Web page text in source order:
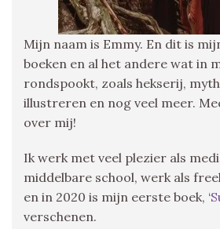
Mijn naam is Emmy. En dit is
boeken en al het andere wat in
rondspookt, zoals hekserij,
illustreren en nog veel meer.
over mij!
Ik werk met veel plezier als
middelbare school, werk als
en in 2020 is mijn eerste boek, ‘
verschenen.